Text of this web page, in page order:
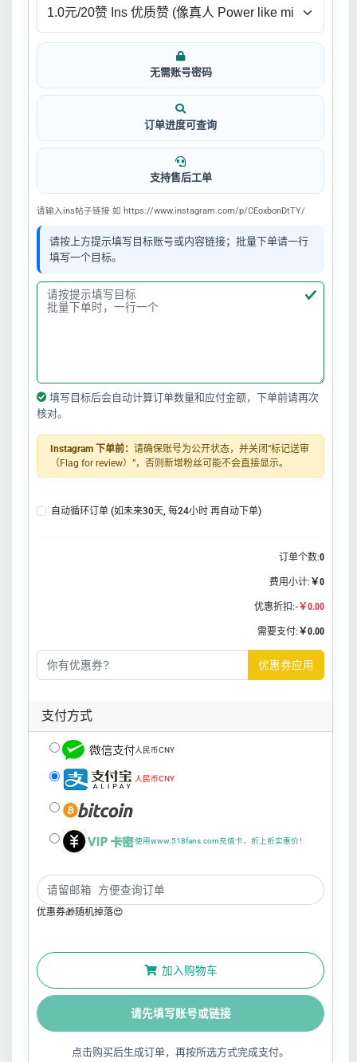
无需账号密码
订单进度可查询
支持售后工单
请输入ins帖子链接 如 https://www.instagram.com/p/CEoxbonDtTY/
请按上方提示填写目标账号或内容链接；批量下单请一行
填写一个目标。
填写目标后会自动计算订单数量和应付金额，下单前请再次
核对。
Instagram 下单前： 请确保账号为公开状态，并关闭“标记送审
（Flag for review）”，否则新增粉丝可能不会直接显示。
自动循环订单 (如未来30天, 每24小时 再自动下单)
订单个数:0
费用小计: ￥0
优惠折扣:-￥0.00
需要支付: ￥0.00
优惠券应用
支付方式
人民币CNY
人民币CNY
使用www.518fans.com充值卡，折上折实惠价！
优惠券🎁随机掉落😍
加入购物车
请先填写账号或链接
点击购买后生成订单，再按所选方式完成支付。